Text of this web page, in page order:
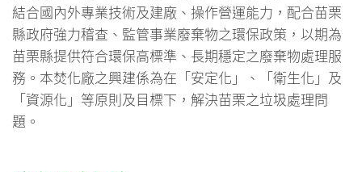
結合國內外專業技術及建廠、操作營運能力，配合苗栗
縣政府強力稽查、監管事業廢棄物之環保政策，以期為
苗栗縣提供符合環保高標準、長期穩定之廢棄物處理服
務。本焚化廠之興建係為在「安定化」、「衛生化」及
「資源化」等原則及目標下，解決苗栗之垃圾處理問
題。